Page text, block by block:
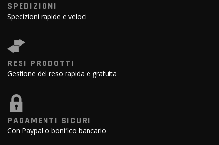
SPEDIZIONI
Spedizioni rapide e veloci
RESI PRODOTTI
Gestione del reso rapida e gratuita
PAGAMENTI SICURI
Con Paypal o bonifico bancario